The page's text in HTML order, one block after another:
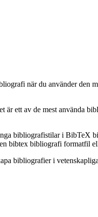
när du använder den
ett av de mest använda
bibliografistilar i
bibtex bibliografi formatfil
bibliografier i